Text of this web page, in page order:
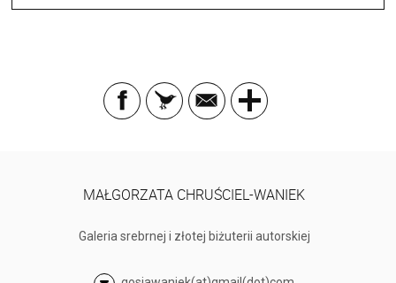
MAŁGORZATA CHRUŚCIEL-WANIEK
Galeria srebrnej i złotej biżuterii autorskiej